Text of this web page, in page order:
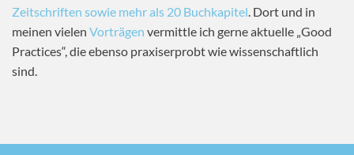
Zeitschriften sowie mehr als 20 Buchkapitel. Dort und in
meinen vielen Vorträgen vermittle ich gerne aktuelle „Good
Practices“, die ebenso praxiserprobt wie wissenschaftlich
sind.